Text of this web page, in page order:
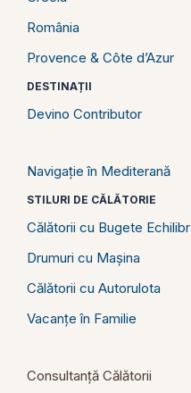
România
Provence & Côte d’Azur
DESTINAȚII
Devino Contributor
Navigație în Mediterană
STILURI DE CĂLĂTORIE
Călătorii cu Bugete
Drumuri cu Mașina
Călătorii cu Autorulota
Vacanțe în Familie
Consultanță Călătorii